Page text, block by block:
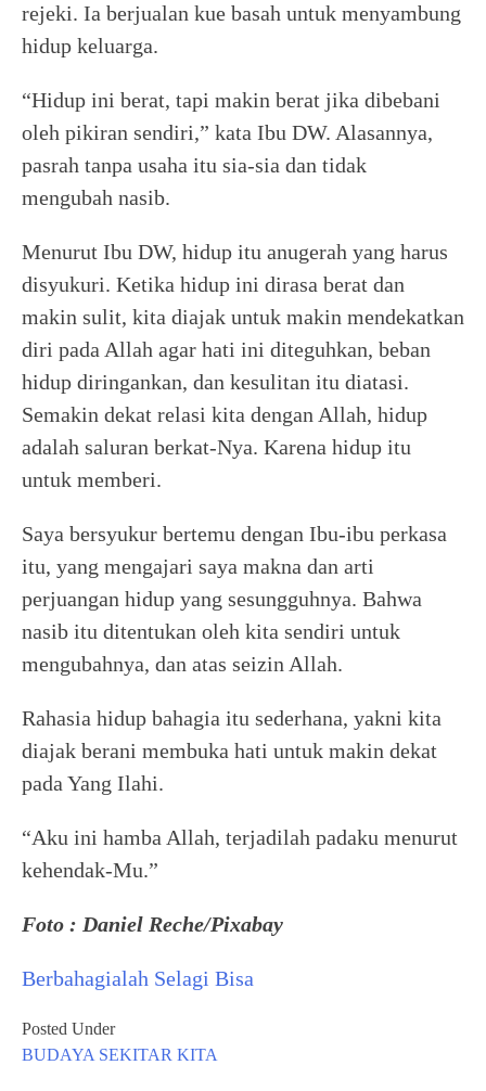
rejeki. Ia berjualan kue basah untuk menyambung
hidup keluarga.
“Hidup ini berat, tapi makin berat jika dibebani
oleh pikiran sendiri,” kata Ibu DW. Alasannya,
pasrah tanpa usaha itu sia-sia dan tidak
mengubah nasib.
Menurut Ibu DW, hidup itu anugerah yang harus
disyukuri. Ketika hidup ini dirasa berat dan
makin sulit, kita diajak untuk makin mendekatkan
diri pada Allah agar hati ini diteguhkan, beban
hidup diringankan, dan kesulitan itu diatasi.
Semakin dekat relasi kita dengan Allah, hidup
adalah saluran berkat-Nya. Karena hidup itu
untuk memberi.
Saya bersyukur bertemu dengan Ibu-ibu perkasa
itu, yang mengajari saya makna dan arti
perjuangan hidup yang sesungguhnya. Bahwa
nasib itu ditentukan oleh kita sendiri untuk
mengubahnya, dan atas seizin Allah.
Rahasia hidup bahagia itu sederhana, yakni kita
diajak berani membuka hati untuk makin dekat
pada Yang Ilahi.
“Aku ini hamba Allah, terjadilah padaku menurut
kehendak-Mu.”
Foto : Daniel Reche/Pixabay
Berbahagialah Selagi Bisa
Posted Under
BUDAYA SEKITAR KITA